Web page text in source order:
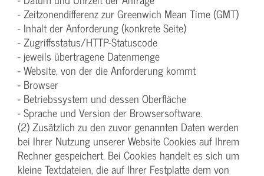
- Zeitzonendifferenz zur Greenwich Mean Time (GMT)
- Inhalt der Anforderung (konkrete Seite)
- Zugriffsstatus/HTTP-Statuscode
- jeweils übertragene Datenmenge
- Website, von der die Anforderung kommt
- Browser
- Betriebssystem und dessen Oberfläche
- Sprache und Version der Browsersoftware.
(2) Zusätzlich zu den zuvor genannten Daten werden
bei Ihrer Nutzung unserer Website Cookies auf Ihrem
Rechner gespeichert. Bei Cookies handelt es sich um
kleine Textdateien, die auf Ihrer Festplatte dem von